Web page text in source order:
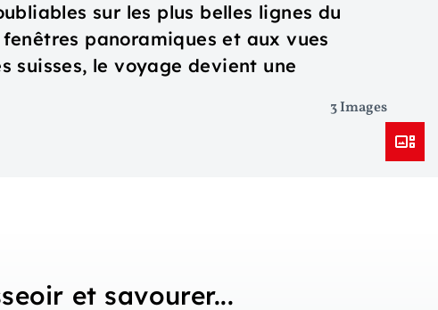
sur les plus belles lignes du
panoramiques et aux vues
suisses, le voyage devient une
3 Images
et savourer...